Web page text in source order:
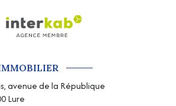
avenue de la République
Lure